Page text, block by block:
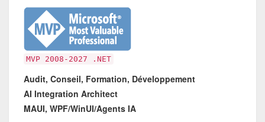
MVP 2008-2027 .NET
Audit, Conseil, Formation, Développement
AI Integration Architect
MAUI, WPF/WinUI/Agents IA